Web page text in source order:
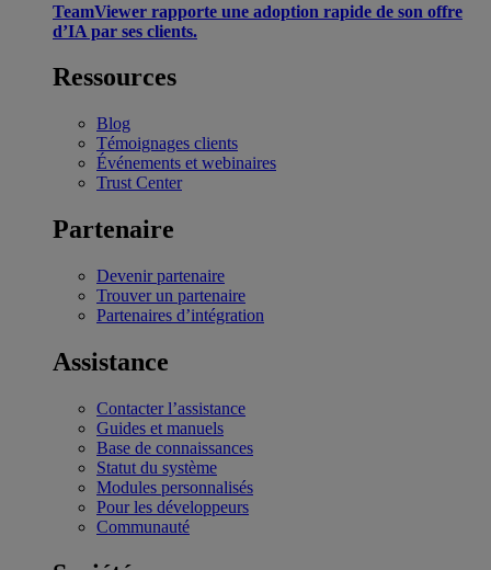
TeamViewer rapporte une adoption rapide de son offre
d’IA par ses clients.
Ressources
Blog
Témoignages clients
Événements et webinaires
Trust Center
Partenaire
Devenir partenaire
Trouver un partenaire
Partenaires d’intégration
Assistance
Contacter l’assistance
Guides et manuels
Base de connaissances
Statut du système
Modules personnalisés
Pour les développeurs
Communauté